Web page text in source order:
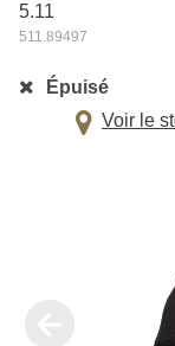
5.11
511.89497
Épuisé
Voir le